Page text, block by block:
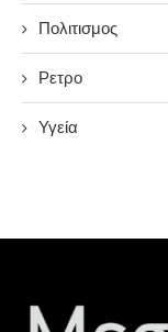
Πολιτισμος
Ρετρο
Υγεία